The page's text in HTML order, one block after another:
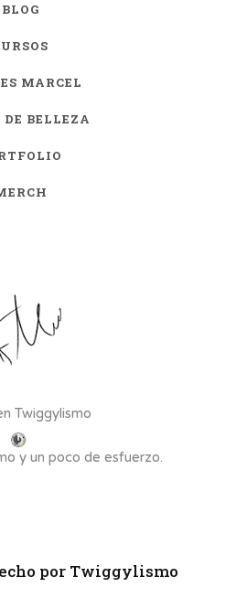
BLOG
MARCEL
BELLEZA
Twiggylismo
y un poco de esfuerzo.
por Twiggylismo